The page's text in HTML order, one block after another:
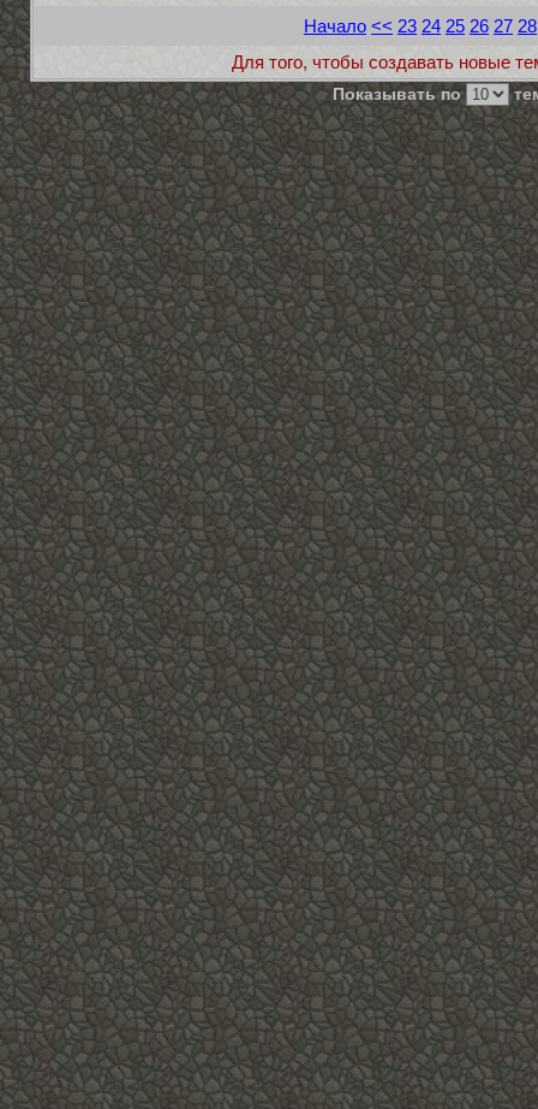
Начало << 23 24 25 26 27 28
Для того, чтобы создавать новые
Показывать по